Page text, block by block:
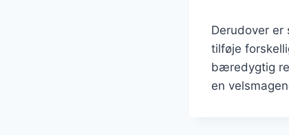
Derudover er
tilføje
bæredygtig
en